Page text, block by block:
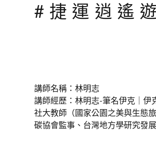
#捷運逍遙
講師名稱：林明志
講師經歷：林明志-筆名伊克｜伊
社大教師（國家公園之美與生態
碳協會監事、台灣地方學研究發